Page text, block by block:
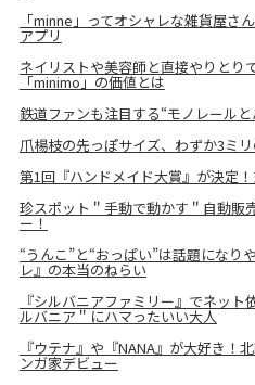
「minne」ってオシャレな雑貨屋さ
アプリ
ネイリストや美容師と直接やりとり
「minimo」の価値とは
鉄道ファンも注目する“モノレール
爪楊枝の先っぽサイズ、わずか3ミ
第1回『ハンドメイド大賞』が決定
珍スポット＂手動で動かす＂自動販
ー！
“うんこ”と“おっぱい”は話題になり
レ』の本当のねらい
『シルバニアファミリー』でネッ
ルバニア＂にハマったいい大人
『ウテナ』や『NANA』が大好き！
ンガ家デビュー